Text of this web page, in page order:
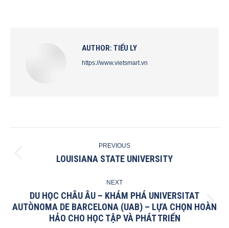
AUTHOR: TIỂU LY
https://www.vietsmart.vn
NAVIGATION
PREVIOUS
Previous
LOUISIANA STATE UNIVERSITY
NEXT
Next
post:
DU HỌC CHÂU ÂU – KHÁM PHÁ UNIVERSITAT
AUTÒNOMA DE BARCELONA (UAB) – LỰA CHỌN HOÀN
HẢO CHO HỌC TẬP VÀ PHÁT TRIỂN